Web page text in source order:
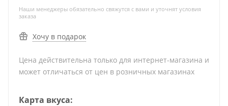
Наши менеджеры обязательно свяжутся с вами и уточнят условия
заказа
Хочу в подарок
Цена действительна только для интернет-магазина и
может отличаться от цен в розничных магазинах
Карта вкуса: